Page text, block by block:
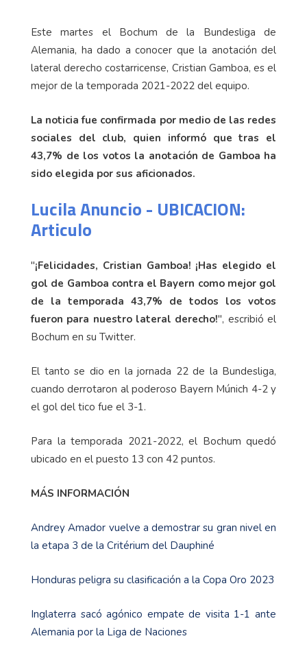
Este martes el Bochum de la Bundesliga de
Alemania, ha dado a conocer que la anotación del
lateral derecho costarricense, Cristian Gamboa, es el
mejor de la temporada 2021-2022 del equipo.
La noticia fue confirmada por medio de las redes
sociales del club, quien informó que tras el
43,7% de los votos la anotación de Gamboa ha
sido elegida por sus aficionados.
Lucila Anuncio - UBICACION:
Articulo
"¡Felicidades, Cristian Gamboa! ¡Has elegido el
gol de Gamboa contra el Bayern como mejor gol
de la temporada 43,7% de todos los votos
fueron para nuestro lateral derecho!", escribió el
Bochum en su Twitter.
El tanto se dio en la jornada 22 de la Bundesliga,
cuando derrotaron al poderoso Bayern Múnich 4-2 y
el gol del tico fue el 3-1.
Para la temporada 2021-2022, el Bochum quedó
ubicado en el puesto 13 con 42 puntos.
MÁS INFORMACIÓN
Andrey Amador vuelve a demostrar su gran nivel en
la etapa 3 de la Critérium del Dauphiné
Honduras peligra su clasificación a la Copa Oro 2023
Inglaterra sacó agónico empate de visita 1-1 ante
Alemania por la Liga de Naciones